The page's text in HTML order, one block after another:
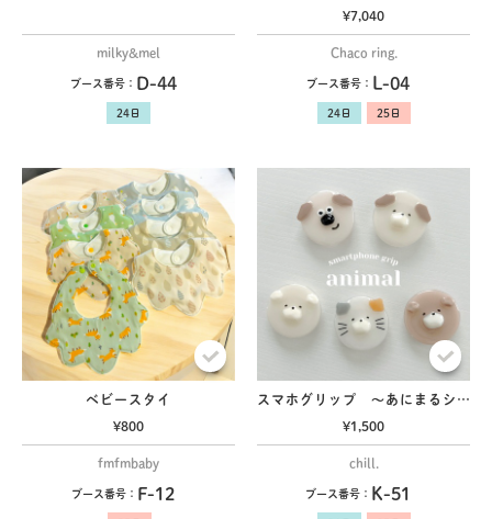
milky&mel
ブース番号： D-44
¥7,040
Chaco ring.
ブース番号： L-04
ベビースタイ
¥800
fmfmbaby
ブース番号： F-12
スマホグリップ 〜あにまるシリーズ〜
¥1,500
chill.
ブース番号： K-51